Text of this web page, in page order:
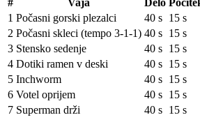
# Vaja Delo
1 Počasni gorski plezalci 40 s 15 s
2 Počasni skleci (tempo 3-1-1) 40 s 15 s
3 Stensko sedenje 40 s 15 s
4 Dotiki ramen v deski 40 s 15 s
5 Inchworm 40 s 15 s
6 Votel oprijem 40 s 15 s
7 Superman drži 40 s 15 s